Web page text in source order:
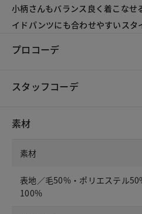
小柄さんもバランス良く着こなせ
イドパンツにも合わせやすいスタ
プロコーデ
スタッフコーデ
素材
素材
表地／毛50%・ポリエステル
100%